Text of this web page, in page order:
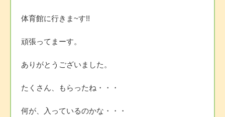
体育館に行きま~す!!
頑張ってまーす。
ありがとうございました。
たくさん、もらったね・・・
何が、入っているのかな・・・